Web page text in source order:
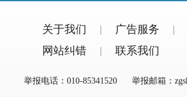
关于我们 广告服务
网站纠错
联系我们
举报电话：010-85341520 举报邮箱：